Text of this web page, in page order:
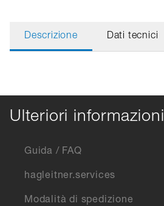
Descrizione Dati tecnici
Ulteriori informazioni
Guida / FAQ
hagleitner.services
Modalità di spedizione